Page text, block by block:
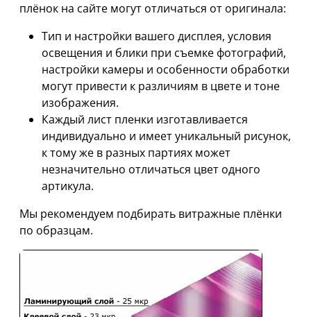
плёнок на сайте могут отличаться от оригинала:
Тип и настройки вашего дисплея, условия
освещения и блики при съемке фотографий,
настройки камеры и особенности обработки
могут привести к различиям в цвете и тоне
изображения.
Каждый лист пленки изготавливается
индивидуально и имеет уникальный рисунок,
к тому же в разных партиях может
незначительно отличаться цвет одного
артикула.
Мы рекомендуем подбирать витражные плёнки
по образцам.